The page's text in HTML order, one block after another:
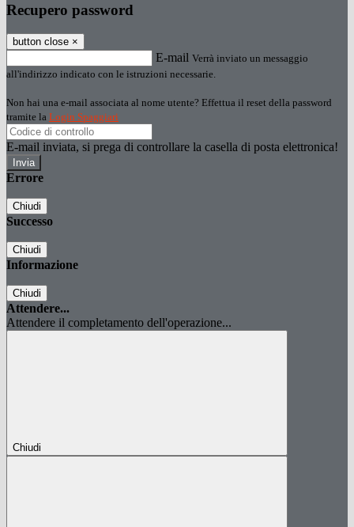
Recupero password
button close ×
E-mail Verrà inviato un messaggio
all'indirizzo indicato con le istruzioni necessarie.
Non hai una e-mail associata al nome utente? Effettua il reset della password
tramite la Login Spaggiari
E-mail inviata, si prega di controllare la casella di posta elettronica!
Errore
Chiudi
Successo
Chiudi
Informazione
Chiudi
Attendere...
Attendere il completamento dell'operazione...
Chiudi